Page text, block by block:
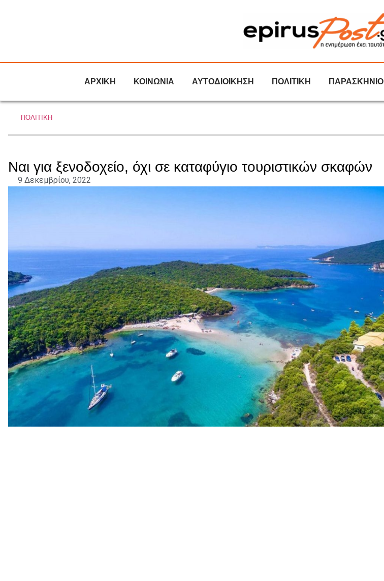
ΑΡΧΙΚΗ ΚΟΙΝΩΝΙΑ ΑΥΤΟΔΙΟΙΚΗΣΗ ΠΟΛΙΤΙΚΗ ΠΑΡΑΣΚΗΝΙΟ
ΠΟΛΙΤΙΚΗ
Ναι για ξενοδοχείο, όχι σε καταφύγιο τουριστικών σκαφών
9 Δεκεμβρίου, 2022